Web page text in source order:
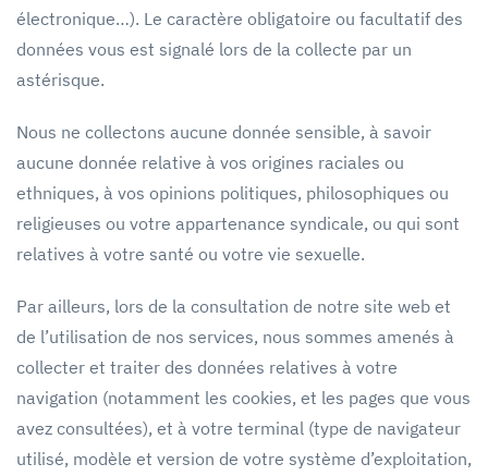
électronique…). Le caractère obligatoire ou facultatif des
données vous est signalé lors de la collecte par un
astérisque.
Nous ne collectons aucune donnée sensible, à savoir
aucune donnée relative à vos origines raciales ou
ethniques, à vos opinions politiques, philosophiques ou
religieuses ou votre appartenance syndicale, ou qui sont
relatives à votre santé ou votre vie sexuelle.
Par ailleurs, lors de la consultation de notre site web et
de l’utilisation de nos services, nous sommes amenés à
collecter et traiter des données relatives à votre
navigation (notamment les cookies, et les pages que vous
avez consultées), et à votre terminal (type de navigateur
utilisé, modèle et version de votre système d’exploitation,